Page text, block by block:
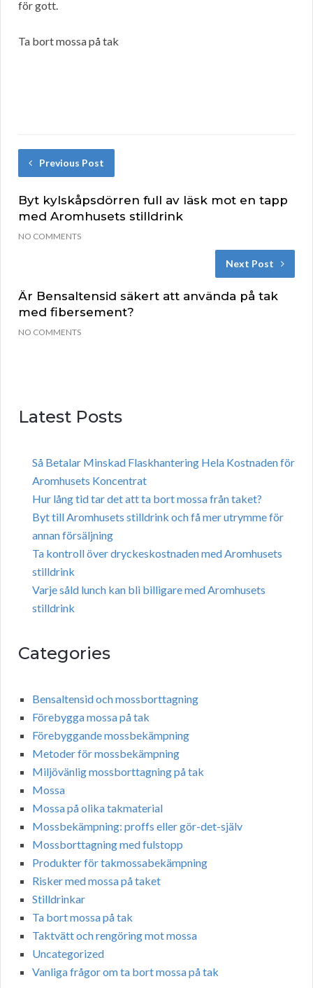
för gott.
Ta bort mossa på tak
Previous Post
Byt kylskåpsdörren full av läsk mot en tapp
med Aromhusets stilldrink
NO COMMENTS
Next Post
Är Bensaltensid säkert att använda på tak
med fibersement?
NO COMMENTS
Latest Posts
Så Betalar Minskad Flaskhantering Hela Kostnaden för
Aromhusets Koncentrat
Hur lång tid tar det att ta bort mossa från taket?
Byt till Aromhusets stilldrink och få mer utrymme för
annan försäljning
Ta kontroll över dryckeskostnaden med Aromhusets
stilldrink
Varje såld lunch kan bli billigare med Aromhusets
stilldrink
Categories
Bensaltensid och mossborttagning
Förebygga mossa på tak
Förebyggande mossbekämpning
Metoder för mossbekämpning
Miljövänlig mossborttagning på tak
Mossa
Mossa på olika takmaterial
Mossbekämpning: proffs eller gör-det-själv
Mossborttagning med fulstopp
Produkter för takmossabekämpning
Risker med mossa på taket
Stilldrinkar
Ta bort mossa på tak
Taktvätt och rengöring mot mossa
Uncategorized
Vanliga frågor om ta bort mossa på tak